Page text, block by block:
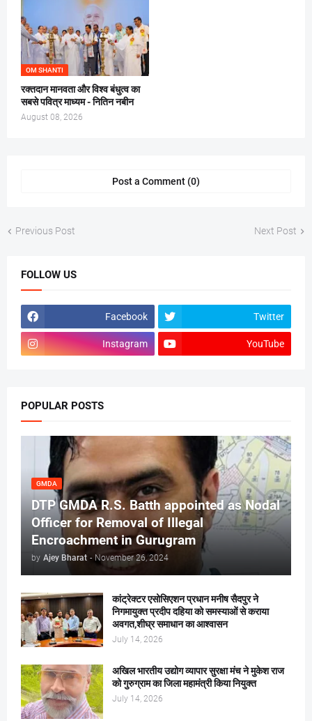
OM SHANTI
रक्तदान मानवता और विश्व बंधुत्व का
सबसे पवित्र माध्यम - नितिन नबीन
August 08, 2026
Post a Comment (0)
Previous Post Next Post
FOLLOW US
Facebook Twitter
Instagram YouTube
POPULAR POSTS
GMDA
DTP GMDA R.S. Batth appointed as Nodal
Officer for Removal of Illegal
Encroachment in Gurugram
by Ajey Bharat - November 26, 2024
कांट्रेक्टर एसोसिएशन प्रधान मनीष सैदपुर ने
निगमायुक्त प्रदीप दहिया को समस्याओं से कराया
अवगत,शीघ्र समाधान का आश्वासन
July 14, 2026
अखिल भारतीय उद्योग व्यापार सुरक्षा मंच ने मुकेश राज
को गुरुग्राम का जिला महामंत्री किया नियुक्त
July 14, 2026